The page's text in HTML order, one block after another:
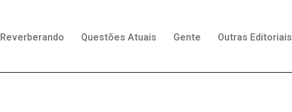
Reverberando Questões Atuais Gente Outras Editoriais